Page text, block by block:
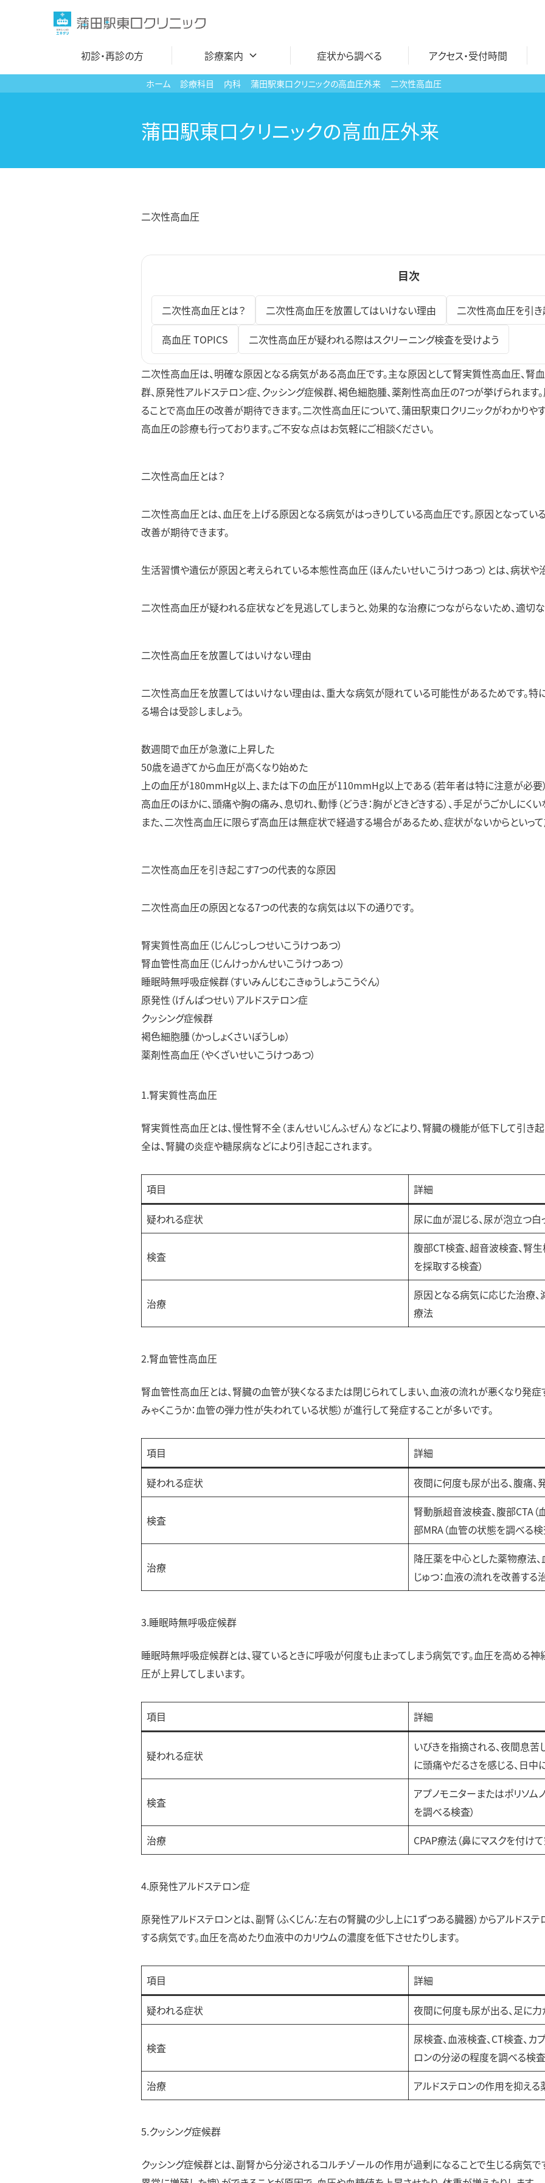
プ
初診・再診の方 診療案内
循環器内科
発熱外来・コロナ検査
文書各種 料金表
子どものワクチン
症状から調べる アクセス・受付時間
ホーム 診療科目 内科 蒲田駅東口クリニックの高血圧外来 二次性高血圧
蒲田駅東口クリニックの高血圧外来
二次性高血圧
目次
二次性高血圧とは？ 二次性高血圧を放置してはいけない理由
二次性高血圧を引
高血圧 TOPICS
二次性高血圧が疑われる際はスクリーニング検査を受けよう
二次性高血圧は、明確な原因となる病気がある高血圧です。主な原因として腎実質性高血圧、腎
群、原発性アルドステロン症、クッシング症候群、褐色細胞腫、薬剤性高血圧の7つが挙げられます
ることで高血圧の改善が期待できます。二次性高血圧について、蒲田駅東口クリニックがわかりや
高血圧の診療も行っております。ご不安な点はお気軽にご相談ください。
二次性高血圧とは？
二次性高血圧とは、血圧を上げる原因となる病気がはっきりしている高血圧です。原因となって
改善が期待できます。
生活習慣や遺伝が原因と考えられている本態性高血圧（ほんたいせいこうけつあつ）とは、病状や
二次性高血圧が疑われる症状などを見逃してしまうと、効果的な治療につながらないため、適切
二次性高血圧を放置してはいけない理由
二次性高血圧を放置してはいけない理由は、重大な病気が隠れている可能性があるためです。
る場合は受診しましょう。
数週間で血圧が急激に上昇した
50歳を過ぎてから血圧が高くなり始めた
上の血圧が180mmHg以上、または下の血圧が110mmHg以上である（若年者は特に注意が必要）
高血圧のほかに、頭痛や胸の痛み、息切れ、動悸（どうき：胸がどきどきする）、手足がうごかしにく
また、二次性高血圧に限らず高血圧は無症状で経過する場合があるため、症状がないからといって
二次性高血圧を引き起こす7つの代表的な原因
二次性高血圧の原因となる7つの代表的な病気は以下の通りです。
腎実質性高血圧（じんじっしつせいこうけつあつ）
腎血管性高血圧（じんけっかんせいこうけつあつ）
睡眠時無呼吸症候群（すいみんじむこきゅうしょうこうぐん）
原発性（げんぱつせい）アルドステロン症
クッシング症候群
褐色細胞腫（かっしょくさいぼうしゅ）
薬剤性高血圧（やくざいせいこうけつあつ）
1.腎実質性高血圧
腎実質性高血圧とは、慢性腎不全（まんせいじんふぜん）などにより、腎臓の機能が低下して引き
全は、腎臓の炎症や糖尿病などにより引き起こされます。
項目 詳細
疑われる症状 尿に血が混じる、尿が泡立つ白
検査
腹部CT検査、超音波検査、腎
を採取する検査）
治療
原因となる病気に応じた治療
療法
2.腎血管性高血圧
腎血管性高血圧とは、腎臓の血管が狭くなるまたは閉じられてしまい、血液の流れが悪くなり発症
みゃくこうか：血管の弾力性が失われている状態）が進行して発症することが多いです。
項目 詳細
疑われる症状 夜間に何度も尿が出る、腹痛、
検査
腎動脈超音波検査、腹部CTA（
部MRA（血管の状態を調べる検
治療
降圧薬を中心とした薬物療法
じゅつ：血液の流れを改善する
3.睡眠時無呼吸症候群
睡眠時無呼吸症候群とは、寝ているときに呼吸が何度も止まってしまう病気です。血圧を高める神
圧が上昇してしまいます。
項目 詳細
疑われる症状
いびきを指摘される、夜間息苦
に頭痛やだるさを感じる、日中
検査
アプノモニターまたはポリソム
を調べる検査）
治療
CPAP療法（鼻にマスクを付け
4.原発性アルドステロン症
原発性アルドステロンとは、副腎（ふくじん：左右の腎臓の少し上に1ずつある臓器）からアルドス
する病気です。血圧を高めたり血液中のカリウムの濃度を低下させたりします。
項目 詳細
疑われる症状 夜間に何度も尿が出る、足に
検査
尿検査、血液検査、CT検査、カ
ロンの分泌の程度を調べる検査
治療
アルドステロンの作用を抑え
5.クッシング症候群
クッシング症候群とは、副腎から分泌されるコルチゾールの作用が過剰になることで生じる病気で